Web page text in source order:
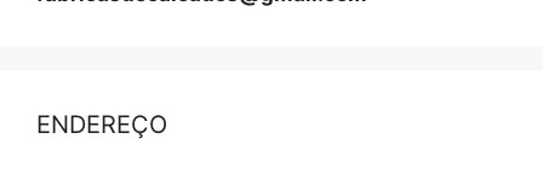
ENDEREÇO